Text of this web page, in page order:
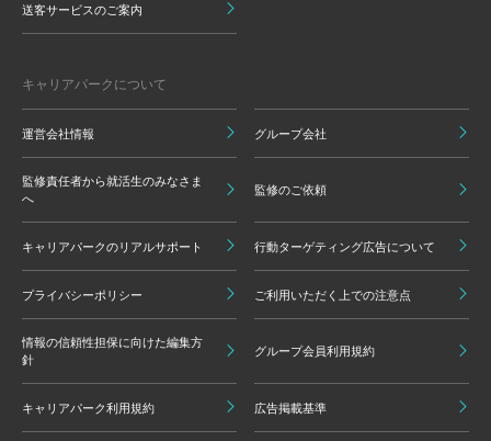
送客サービスのご案内
キャリアパークについて
運営会社情報 グループ会社
監修責任者から就活生のみなさま
へ
監修のご依頼
キャリアパークのリアルサポート 行動ターゲティング広告について
プライバシーポリシー ご利用いただく上での注意点
情報の信頼性担保に向けた編集方
針
グループ会員利用規約
キャリアパーク利用規約 広告掲載基準